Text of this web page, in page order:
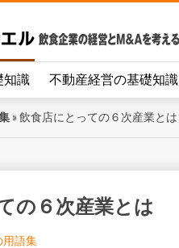
知識 不動産経営の基礎知識
»飲食店にとっての６次産業とは
の６次産業とは
用語集